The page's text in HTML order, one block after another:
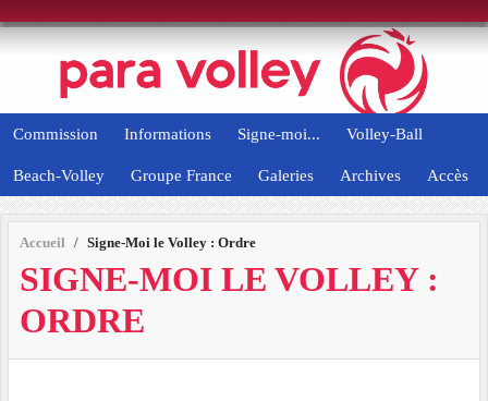
Commission Informations Signe-moi... Volley-Ball
Beach-Volley Groupe France Galeries Archives Accès
Accueil Signe-Moi le Volley : Ordre
SIGNE-MOI LE VOLLEY :
ORDRE